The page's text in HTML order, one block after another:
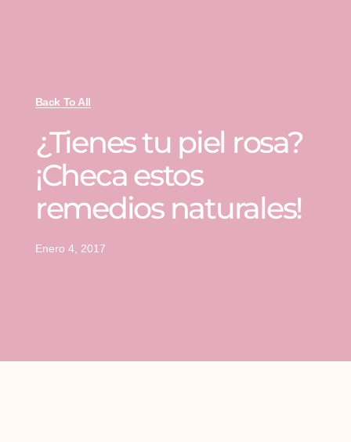
Back To All
¿Tienes tu piel rosa?
¡Checa estos
remedios naturales!
Enero 4, 2017